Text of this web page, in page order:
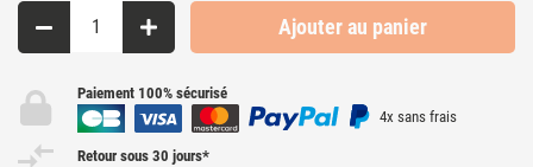
Ajouter au panier
Paiement 100% sécurisé
4x sans frais
Retour sous 30 jours*